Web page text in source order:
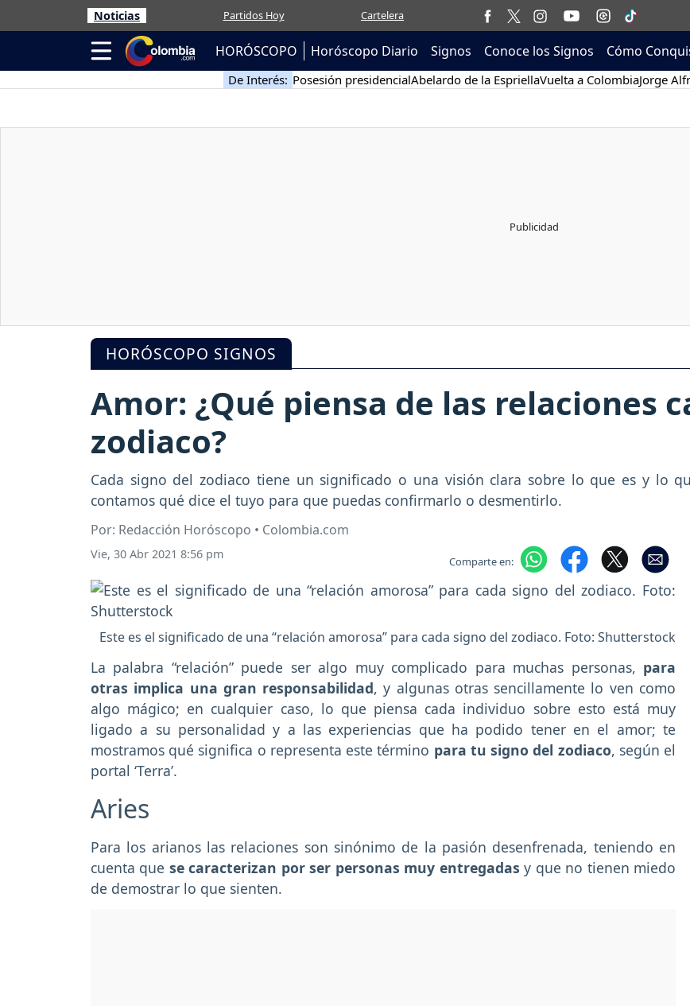
Noticias Partidos Hoy Cartelera
HORÓSCOPO Horóscopo Diario Signos Conoce los Signos Cómo
De Interés: Posesión presidencialAbelardo de la EspriellaVuelta a ColombiaJorge
HORÓSCOPO SIGNOS
Amor: ¿Qué piensa de las relaciones
zodiaco?
Cada signo del zodiaco tiene un significado o una visión clara sobre lo que es y lo
contamos qué dice el tuyo para que puedas confirmarlo o desmentirlo.
Por: Redacción Horóscopo • Colombia.com
Vie, 30 Abr 2021 8:56 pm Comparte en:
Este es el significado de una “relación amorosa” para cada signo del zodiaco. Foto: Shutterstock
La palabra “relación” puede ser algo muy complicado para muchas personas, para
otras implica una gran responsabilidad, y algunas otras sencillamente lo ven como
algo mágico; en cualquier caso, lo que piensa cada individuo sobre esto está muy
ligado a su personalidad y a las experiencias que ha podido tener en el amor; te
mostramos qué significa o representa este término para tu signo del zodiaco, según el
portal ‘Terra’.
Aries
Para los arianos las relaciones son sinónimo de la pasión desenfrenada, teniendo en
cuenta que se caracterizan por ser personas muy entregadas y que no tienen miedo
de demostrar lo que sienten.